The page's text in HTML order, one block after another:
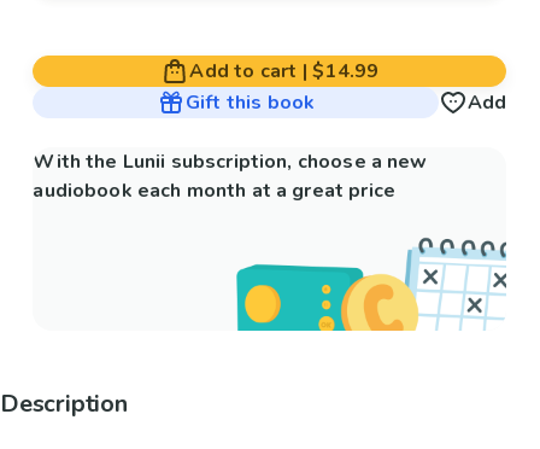
Add to cart |$14.99
Gift this book
Add
With the Lunii subscription, choose a new
audiobook each month at a great price
Description